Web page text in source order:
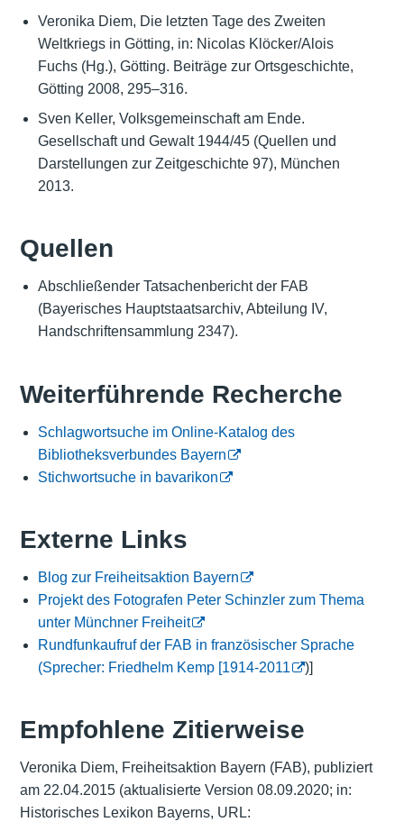
Veronika Diem, Die letzten Tage des Zweiten
Weltkriegs in Götting, in: Nicolas Klöcker/Alois
Fuchs (Hg.), Götting. Beiträge zur Ortsgeschichte,
Götting 2008, 295–316.
Sven Keller, Volksgemeinschaft am Ende.
Gesellschaft und Gewalt 1944/45 (Quellen und
Darstellungen zur Zeitgeschichte 97), München
2013.
Quellen
Abschließender Tatsachenbericht der FAB
(Bayerisches Hauptstaatsarchiv, Abteilung IV,
Handschriftensammlung 2347).
Weiterführende Recherche
Schlagwortsuche im Online-Katalog des
Bibliotheksverbundes Bayern
Stichwortsuche in bavarikon
Externe Links
Blog zur Freiheitsaktion Bayern
Projekt des Fotografen Peter Schinzler zum Thema
unter Münchner Freiheit
Rundfunkaufruf der FAB in französischer Sprache
(Sprecher: Friedhelm Kemp [1914-2011
)]
Empfohlene Zitierweise
Veronika Diem, Freiheitsaktion Bayern (FAB), publiziert
am 22.04.2015 (aktualisierte Version 08.09.2020; in:
Historisches Lexikon Bayerns, URL: